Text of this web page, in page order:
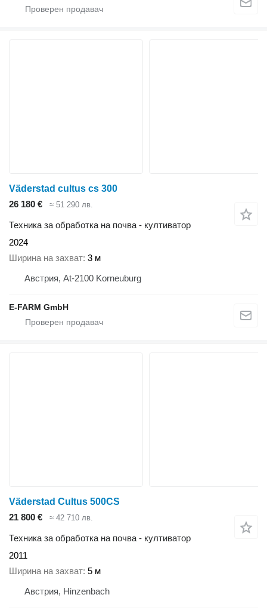
Väderstad cultus cs 300
26 180 €
≈ 51 290 лв.
Техника за обработка на почва - култиватор
2024
Ширина на захват 3 м
Австрия, At-2100 Korneuburg
E-FARM GmbH
Väderstad Cultus 500CS
21 800 €
≈ 42 710 лв.
Техника за обработка на почва - култиватор
2011
Ширина на захват 5 м
Австрия, Hinzenbach